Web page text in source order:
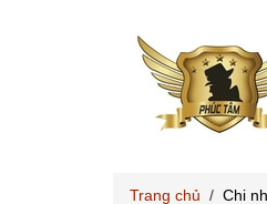
Trang chủ / Chi